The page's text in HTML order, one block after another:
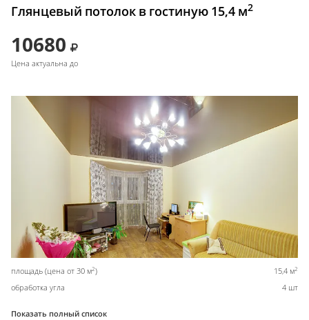
Глянцевый потолок в гостиную 15,4 м2
10680
Цена актуальна до
площадь (цена от 30 м2) 15,4 м2
обработка угла 4 шт
Показать полный список